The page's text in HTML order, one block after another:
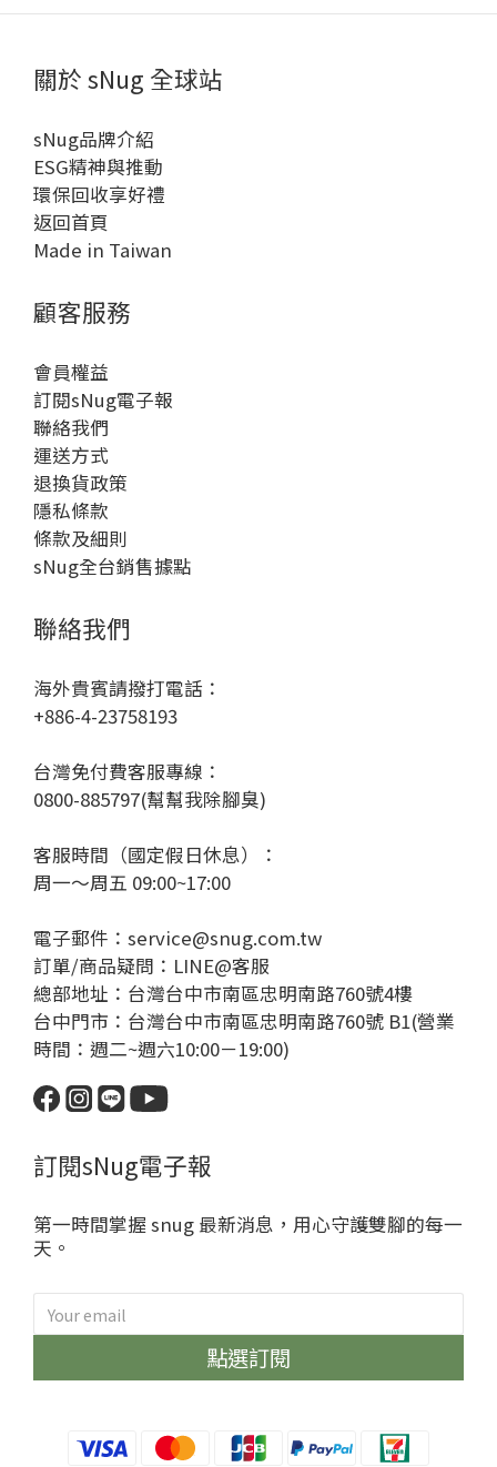
關於 sNug 全球站
sNug品牌介紹
ESG精神與推動
環保回收享好禮
返回首頁
Made in Taiwan
顧客服務
會員權益
訂閱sNug電子報
聯絡我們
運送方式
退換貨政策
隱私條款
條款及細則
sNug全台銷售據點
聯絡我們
海外貴賓請撥打電話：
+886-4-23758193
台灣免付費客服專線：
0800-885797(幫幫我除腳臭)
客服時間（國定假日休息）：
周一～周五 09:00~17:00
電子郵件：service@snug.com.tw
訂單/商品疑問： LINE@客服
總部地址：台灣台中市南區忠明南路760號4樓
台中門市：台灣台中市南區忠明南路760號 B1(營業
時間：週二~週六10:00－19:00)
訂閱sNug電子報
第一時間掌握 snug 最新消息，用心守護雙腳的每一
天。
點選訂閱
sNug給足呵護